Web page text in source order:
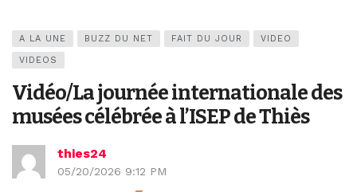
A LA UNE BUZZ DU NET FAIT DU JOUR VIDEO
VIDEOS
Vidéo/La journée internationale des
musées célébrée à l’ISEP de Thiès
thies24
05/20/2026 9:12 PM